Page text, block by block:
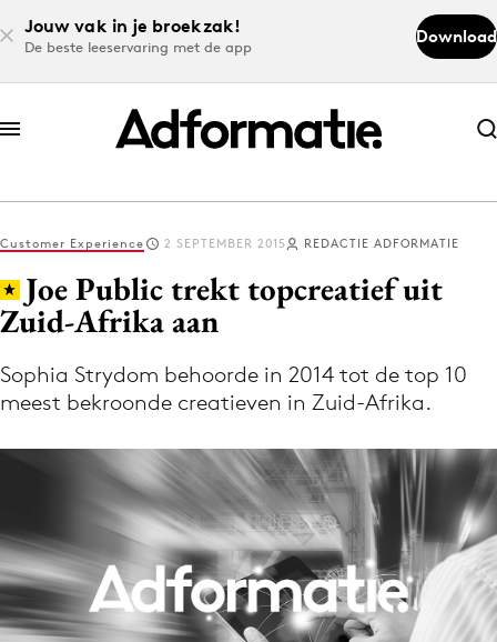
Jouw vak in je broekzak!
De beste leeservaring met de app
Download
Abonneer nu
Abonneer nu
Log in
Volg het laatste nieuws via de Adformatie
Nieuws app
Menu
Home
Customer Experience 2 SEPTEMBER 2015 REDACTIE ADFORMATIE
Joe Public trekt topcreatief uit
Zuid-Afrika aan
Sophia Strydom behoorde in 2014 tot de top 10
meest bekroonde creatieven in Zuid-Afrika.